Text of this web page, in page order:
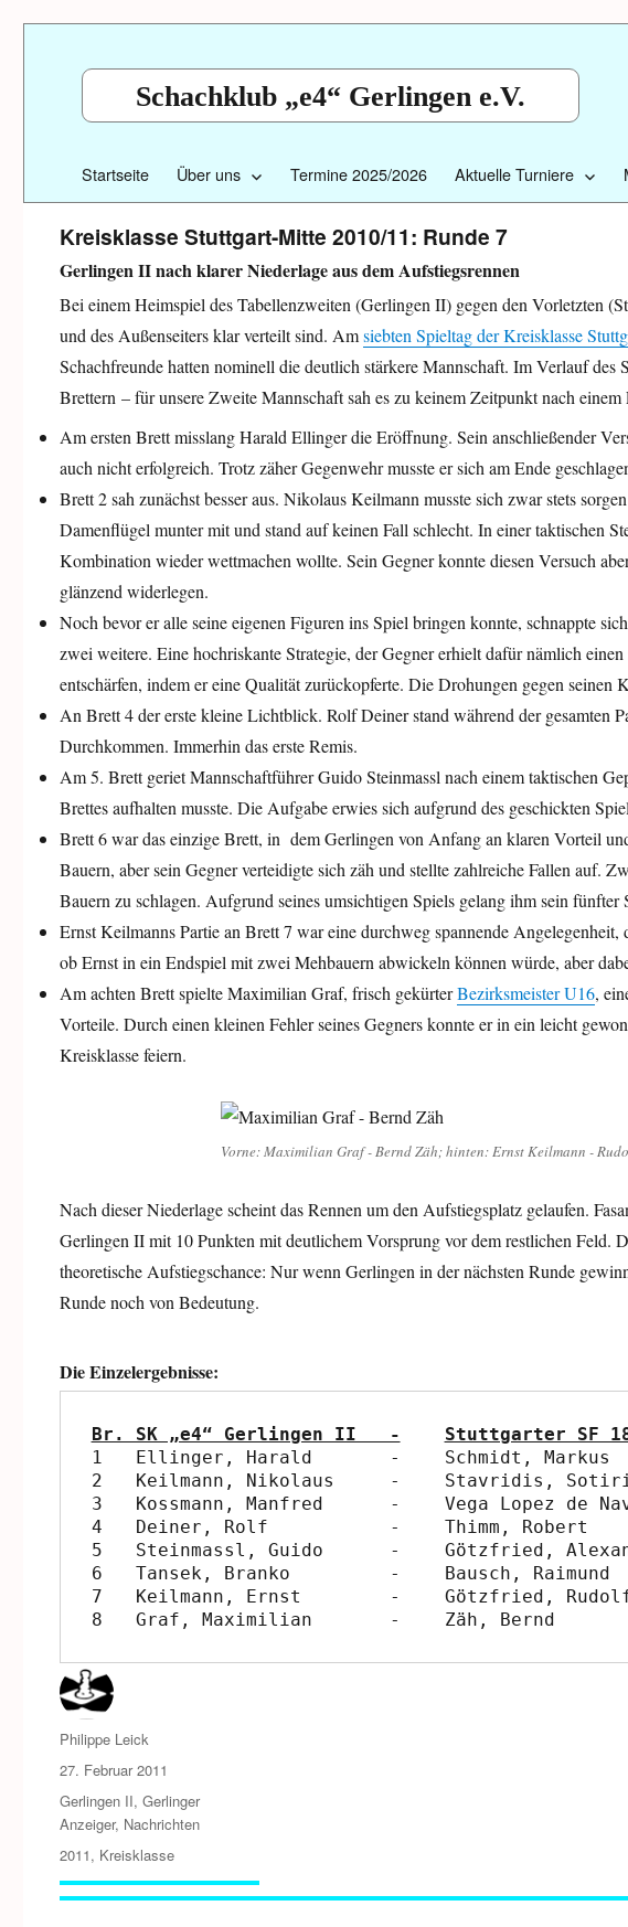
Schachklub „e4“ Gerlingen e.V.
Startseite Über uns Termine 2025/2026 Aktuelle Turniere
Kreisklasse Stuttgart-Mitte 2010/11: Runde 7
Gerlingen II nach klarer Niederlage aus dem Aufstiegsrennen
Bei einem Heimspiel des Tabellenzweiten (Gerlingen II) gegen den Vorletzten
und des Außenseiters klar verteilt sind. Amsiebten Spieltag der Kreisklasse
Schachfreunde hatten nominell die deutlich stärkere Mannschaft. Im Verlauf des
Brettern – für unsere Zweite Mannschaft sah es zu keinem Zeitpunkt nach einem
Am ersten Brett misslang Harald Ellinger die Eröffnung. Sein anschließender
auch nicht erfolgreich. Trotz zäher Gegenwehr musste er sich am Ende
Brett 2 sah zunächst besser aus. Nikolaus Keilmann musste sich zwar stets
Damenflügel munter mit und stand auf keinen Fall schlecht. In einer taktischen
Kombination wieder wettmachen wollte. Sein Gegner konnte diesen Versuch
glänzend widerlegen.
Noch bevor er alle seine eigenen Figuren ins Spiel bringen konnte, schnappte
zwei weitere. Eine hochriskante Strategie, der Gegner erhielt dafür nämlich
entschärfen, indem er eine Qualität zurückopferte. Die Drohungen gegen seinen
An Brett 4 der erste kleine Lichtblick. Rolf Deiner stand während der gesamten
Durchkommen. Immerhin das erste Remis.
Am 5. Brett geriet Mannschaftführer Guido Steinmassl nach einem taktischen
Brettes aufhalten musste. Die Aufgabe erwies sich aufgrund des geschickten
Brett 6 war das einzige Brett, in dem Gerlingen von Anfang an klaren Vorteil
Bauern, aber sein Gegner verteidigte sich zäh und stellte zahlreiche Fallen auf.
Bauern zu schlagen. Aufgrund seines umsichtigen Spiels gelang ihm sein
Ernst Keilmanns Partie an Brett 7 war eine durchweg spannende
ob Ernst in ein Endspiel mit zwei Mehbauern abwickeln können würde, aber
Am achten Brett spielte Maximilian Graf, frisch gekürterBezirksmeister U16,
Vorteile. Durch einen kleinen Fehler seines Gegners konnte er in ein leicht
Kreisklasse feiern.
Vorne: Maximilian Graf - Bernd Zäh; hinten: Ernst Keilmann -
Nach dieser Niederlage scheint das Rennen um den Aufstiegsplatz gelaufen.
Gerlingen II mit 10 Punkten mit deutlichem Vorsprung vor dem restlichen Feld.
theoretische Aufstiegschance: Nur wenn Gerlingen in der nächsten Runde
Runde noch von Bedeutung.
Die Einzelergebnisse:
Br. SK „e4“ Gerlingen II   -
1   Ellinger, Harald	   -	Schmidt, Markus	             0:1
2   Keilmann, Nikolaus	   -	Stavridis, Sotirios	     0:1
3   Kossmann, Manfred	   -	Vega Lopez de Nava, Cesar    0:1
4   Deiner, Rolf	   -	Thimm, Robert	             ½:½
5   Steinmassl, Guido	   -	Götzfried, Alexander	     0:1
6   Tansek, Branko	   -	Bausch, Raimund	             1:0
7   Keilmann, Ernst	   -	Götzfried, Rudolf	     0:1
Autor
Philippe Leick
Veröffentlicht
am
27. Februar 2011
Kategorien
Gerlingen II, Gerlinger
Anzeiger, Nachrichten
Schlagwörter
2011, Kreisklasse